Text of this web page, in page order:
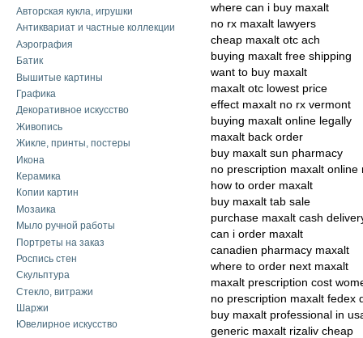
Авторская кукла, игрушки
Антиквариат и частные коллекции
Аэрография
Батик
Вышитые картины
Графика
Декоративное искусство
Живопись
Жикле, принты, постеры
Икона
Керамика
Копии картин
Мозаика
Мыло ручной работы
Портреты на заказ
Роспись стен
Скульптура
Стекло, витражи
Шаржи
Ювелирное искусство
where can i buy maxalt
no rx maxalt lawyers
cheap maxalt otc ach
buying maxalt free shipping
want to buy maxalt
maxalt otc lowest price
effect maxalt no rx vermont
buying maxalt online legally
maxalt back order
buy maxalt sun pharmacy
no prescription maxalt online
how to order maxalt
buy maxalt tab sale
purchase maxalt cash
can i order maxalt
canadien pharmacy maxalt
where to order next maxalt
maxalt prescription cost
no prescription maxalt fedex
buy maxalt professional in
generic maxalt rizaliv cheap